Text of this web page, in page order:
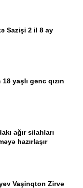
Sazişi 2 il 8 ay
yaşlı gənc qızın
ağır silahları
hazırlaşır
Vaşinqton Zirvə